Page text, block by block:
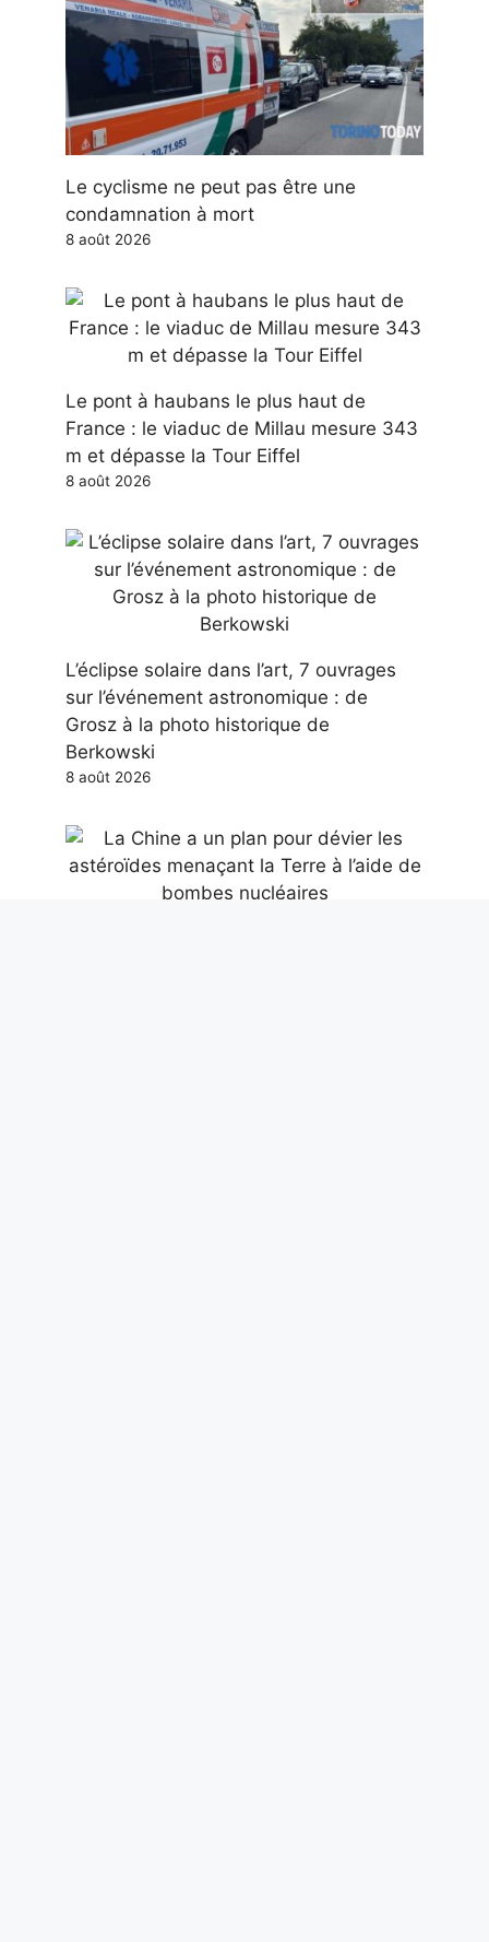
Le cyclisme ne peut pas être une
condamnation à mort
8 août 2026
Le pont à haubans le plus haut de
France : le viaduc de Millau mesure 343
m et dépasse la Tour Eiffel
8 août 2026
L’éclipse solaire dans l’art, 7 ouvrages
sur l’événement astronomique : de
Grosz à la photo historique de
Berkowski
8 août 2026